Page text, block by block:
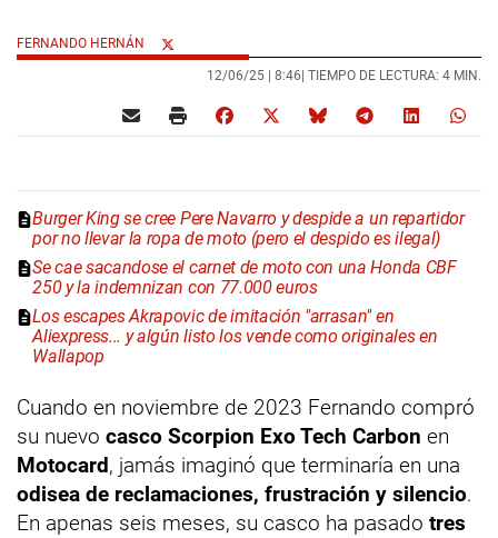
FERNANDO HERNÁN
12/06/25 | 8:46 | TIEMPO DE LECTURA: 4 MIN.
Burger King se cree Pere Navarro y despide a un repartidor
por no llevar la ropa de moto (pero el despido es ilegal)
Se cae sacandose el carnet de moto con una Honda CBF
250 y la indemnizan con 77.000 euros
Los escapes Akrapovic de imitación "arrasan" en
Aliexpress... y algún listo los vende como originales en
Wallapop
Cuando en noviembre de 2023 Fernando compró
su nuevo casco Scorpion Exo Tech Carbon en
Motocard, jamás imaginó que terminaría en una
odisea de reclamaciones, frustración y silencio.
En apenas seis meses, su casco ha pasado tres